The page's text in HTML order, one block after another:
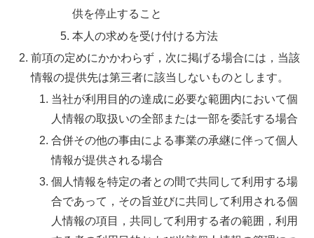
供を停止すること
本人の求めを受け付ける方法
前項の定めにかかわらず，次に掲げる場合には，当該
情報の提供先は第三者に該当しないものとします。
当社が利用目的の達成に必要な範囲内において個
人情報の取扱いの全部または一部を委託する場合
合併その他の事由による事業の承継に伴って個人
情報が提供される場合
個人情報を特定の者との間で共同して利用する場
合であって，その旨並びに共同して利用される個
人情報の項目，共同して利用する者の範囲，利用